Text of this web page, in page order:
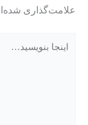
علامت‌گذاری
بنویسید…